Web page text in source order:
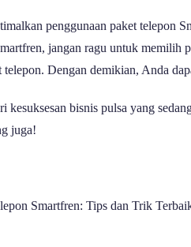
penggunaan paket telepon
jangan ragu untuk
Dengan demikian, Anda
bisnis pulsa yang
juga!
Smartfren: Tips dan Trik